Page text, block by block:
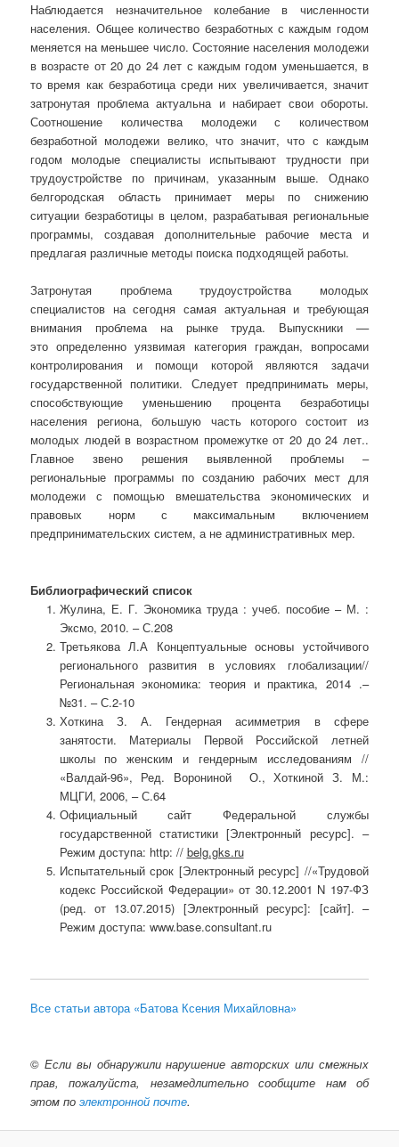
Наблюдается незначительное колебание в численности
населения. Общее количество безработных с каждым годом
меняется на меньшее число. Состояние населения молодежи
в возрасте от 20 до 24 лет с каждым годом уменьшается, в
то время как безработица среди них увеличивается, значит
затронутая проблема актуальна и набирает свои обороты.
Соотношение количества молодежи с количеством
безработной молодежи велико, что значит, что с каждым
годом молодые специалисты испытывают трудности при
трудоустройстве по причинам, указанным выше. Однако
белгородская область принимает меры по снижению
ситуации безработицы в целом, разрабатывая региональные
программы, создавая дополнительные рабочие места и
предлагая различные методы поиска подходящей работы.
Затронутая проблема трудоустройства молодых
специалистов на сегодня самая актуальная и требующая
внимания проблема на рынке труда. Выпускники ––
это определенно уязвимая категория граждан, вопросами
контролирования и помощи которой являются задачи
государственной политики. Следует предпринимать меры,
способствующие уменьшению процента безработицы
населения региона, большую часть которого состоит из
молодых людей в возрастном промежутке от 20 до 24 лет..
Главное звено решения выявленной проблемы –
региональные программы по созданию рабочих мест для
молодежи с помощью вмешательства экономических и
правовых норм с максимальным включением
предпринимательских систем, а не административных мер.
Библиографический список
Жулина, Е. Г. Экономика труда : учеб. пособие – М. :
Эксмо, 2010. – С.208
Третьякова Л.А Концептуальные основы устойчивого
регионального развития в условиях глобализации//
Региональная экономика: теория и практика, 2014 .–
№31. – С.2-10
Хоткина З. А. Гендерная асимметрия в сфере
занятости. Материалы Первой Российской летней
школы по женским и гендерным исследованиям //
«Валдай-96», Ред. Ворониной О., Хоткиной З. М.:
МЦГИ, 2006, – С.64
Официальный сайт Федеральной службы
государственной статистики [Электронный ресурс]. –
Режим доступа: http: // belg.gks.ru
Испытательный срок [Электронный ресурс] //«Трудовой
кодекс Российской Федерации» от 30.12.2001 N 197-ФЗ
(ред. от 13.07.2015) [Электронный ресурс]: [сайт]. –
Режим доступа: www.base.consultant.ru
Все статьи автора «Батова Ксения Михайловна»
© Если вы обнаружили нарушение авторских или смежных
прав, пожалуйста, незамедлительно сообщите нам об
этом поэлектронной почте.